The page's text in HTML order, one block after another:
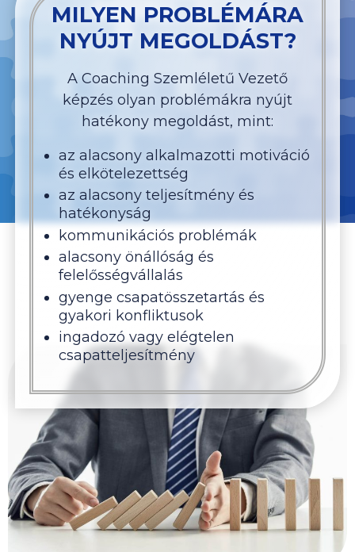
MILYEN PROBLÉMÁRA
NYÚJT MEGOLDÁST?
A Coaching Szemléletű Vezető
képzés olyan problémákra nyújt
hatékony megoldást, mint:
az alacsony alkalmazotti motiváció
és elkötelezettség
az alacsony teljesítmény és
hatékonyság
kommunikációs problémák
alacsony önállóság és
felelősségvállalás
gyenge csapatösszetartás és
gyakori konfliktusok
ingadozó vagy elégtelen
csapatteljesítmény